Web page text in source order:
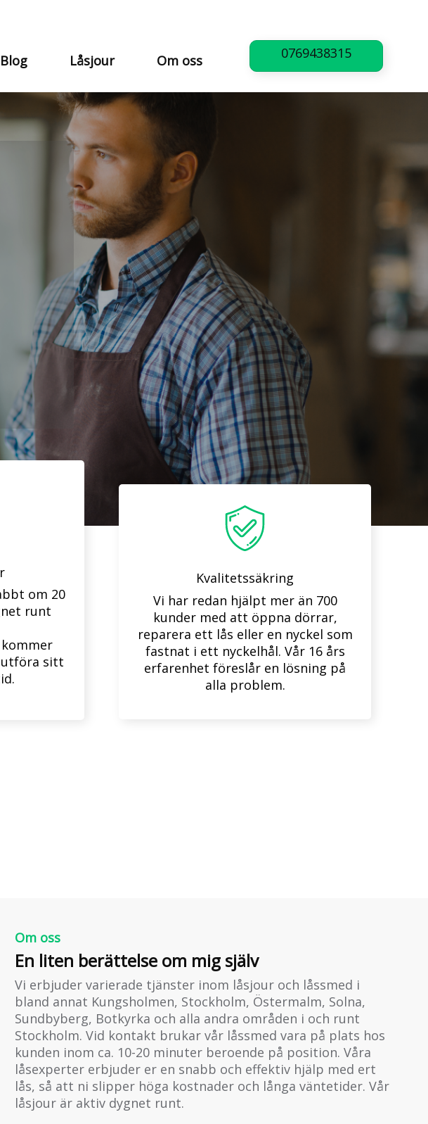
Blog Låsjour Om oss 0769438315
om 20
runt
sitt
Kvalitetssäkring
Vi har redan hjälpt mer än 700
kunder med att öppna dörrar,
reparera ett lås eller en nyckel som
fastnat i ett nyckelhål. Vår 16 års
erfarenhet föreslår en lösning på
alla problem.
Om oss
En liten berättelse om mig själv
Vi erbjuder varierade tjänster inom låsjour och låssmed i
bland annat Kungsholmen, Stockholm, Östermalm, Solna,
Sundbyberg, Botkyrka och alla andra områden i och runt
Stockholm. Vid kontakt brukar vår låssmed vara på plats hos
kunden inom ca. 10-20 minuter beroende på position. Våra
låsexperter erbjuder er en snabb och effektiv hjälp med ert
lås, så att ni slipper höga kostnader och långa väntetider. Vår
låsjour är aktiv dygnet runt.